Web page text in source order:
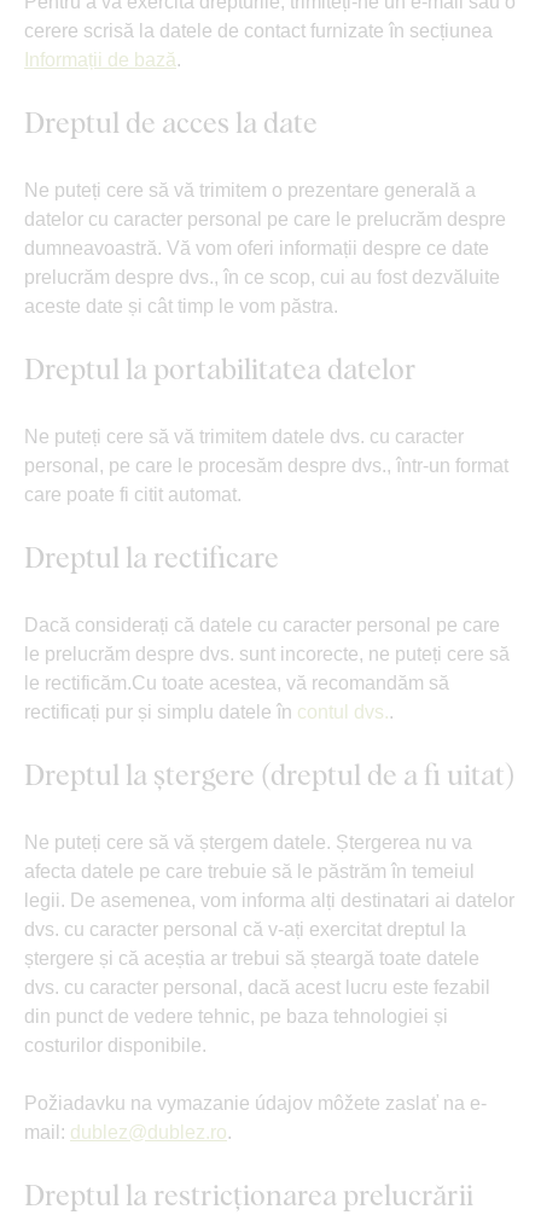
cerere scrisă la datele de contact furnizate în secțiunea
Informații de bază.
Dreptul de acces la date
Ne puteți cere să vă trimitem o prezentare generală a
datelor cu caracter personal pe care le prelucrăm despre
dumneavoastră. Vă vom oferi informații despre ce date
prelucrăm despre dvs., în ce scop, cui au fost dezvăluite
aceste date și cât timp le vom păstra.
Dreptul la portabilitatea datelor
Ne puteți cere să vă trimitem datele dvs. cu caracter
personal, pe care le procesăm despre dvs., într-un format
care poate fi citit automat.
Dreptul la rectificare
Dacă considerați că datele cu caracter personal pe care
le prelucrăm despre dvs. sunt incorecte, ne puteți cere să
le rectificăm.Cu toate acestea, vă recomandăm să
rectificați pur și simplu datele în contul dvs..
Dreptul la ștergere (dreptul de a fi uitat)
Ne puteți cere să vă ștergem datele. Ștergerea nu va
afecta datele pe care trebuie să le păstrăm în temeiul
legii. De asemenea, vom informa alți destinatari ai datelor
dvs. cu caracter personal că v-ați exercitat dreptul la
ștergere și că aceștia ar trebui să șteargă toate datele
dvs. cu caracter personal, dacă acest lucru este fezabil
din punct de vedere tehnic, pe baza tehnologiei și
costurilor disponibile.
Požiadavku na vymazanie údajov môžete zaslať na e-
mail: dublez@dublez.ro.
Dreptul la restricționarea prelucrării